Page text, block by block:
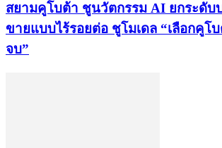
สยามคูโบต้า ชูนวัตกรรม AI ยกระดับ
ขายแบบไร้รอยต่อ ชูโมเดล “เลือกคูโ
จบ”